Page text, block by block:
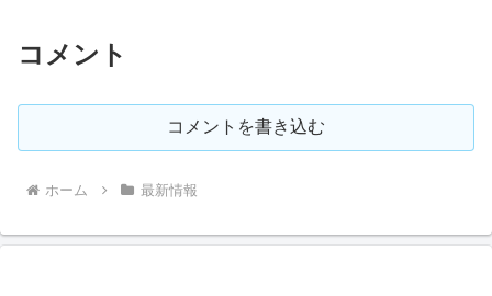
コメント
コメントを書き込む
ホーム 最新情報